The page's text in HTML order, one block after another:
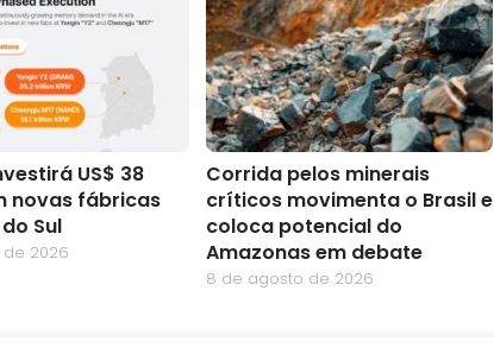
US$ 38
novas fábricas
Sul
2026
Corrida pelos minerais
críticos movimenta o Brasil e
coloca potencial do
Amazonas em debate
8 de agosto de 2026